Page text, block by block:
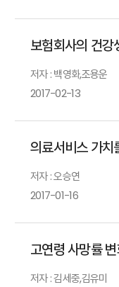
보험회사의 건강
저자 : 백영화,조용운
2017-02-13
의료서비스 가치
저자 : 오승연
2017-01-16
고연령 사망률
저자 : 김세중,김유미